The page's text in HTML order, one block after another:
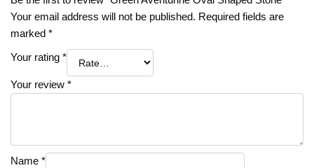
Your email address will not be published. Required fields are
marked *
Your rating *
Your review *
Name *